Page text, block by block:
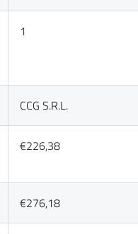
1
CCG S.R.L.
€226,38
€276,18